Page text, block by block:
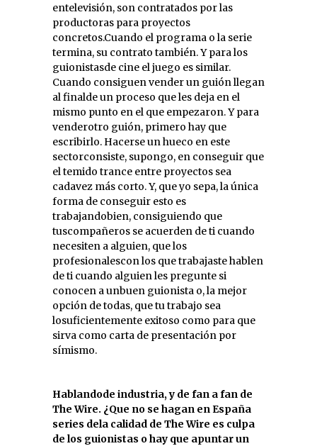
entelevisión, son contratados por las
productoras para proyectos
concretos.Cuando el programa o la serie
termina, su contrato también. Y para los
guionistasde cine el juego es similar.
Cuando consiguen vender un guión llegan
al finalde un proceso que les deja en el
mismo punto en el que empezaron. Y para
venderotro guión, primero hay que
escribirlo. Hacerse un hueco en este
sectorconsiste, supongo, en conseguir que
el temido trance entre proyectos sea
cadavez más corto. Y, que yo sepa, la única
forma de conseguir esto es
trabajandobien, consiguiendo que
tuscompañeros se acuerden de ti cuando
necesiten a alguien, que los
profesionalescon los que trabajaste hablen
de ti cuando alguien les pregunte si
conocen a unbuen guionista o, la mejor
opción de todas, que tu trabajo sea
losuficientemente exitoso como para que
sirva como carta de presentación por
símismo.
Hablandode industria, y de fan a fan de
The Wire. ¿Que no se hagan en España
series dela calidad de The Wire es culpa
de los guionistas o hay que apuntar un